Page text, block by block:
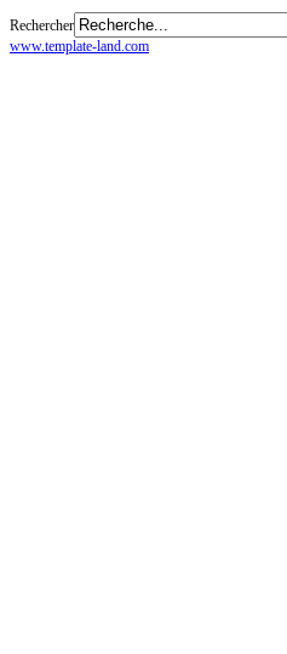
Rechercher
www.template-land.com